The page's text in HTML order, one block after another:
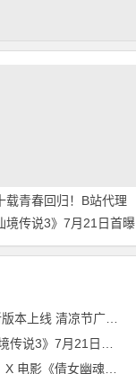
载青春回归！B站代理
境传说3》7月21日首曝
日首测开启招募
清凉节广州站今日启幕
曝 8月27日首测开启招募
倩女幽魂》正式开启